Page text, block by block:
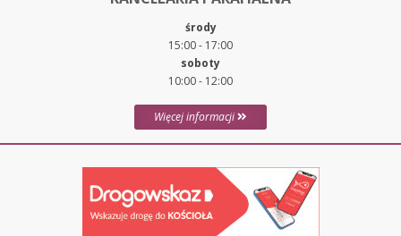
środy
15:00 - 17:00
soboty
10:00 - 12:00
Więcej informacji